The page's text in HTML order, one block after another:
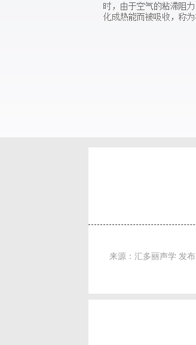
来源：汇多丽声学 发